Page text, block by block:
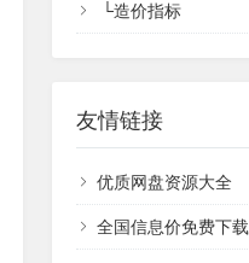
└造价指标
友情链接
优质网盘资源大全
全国信息价免费下载